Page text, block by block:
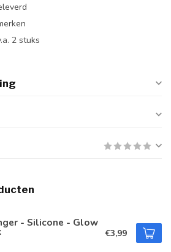
2 stuks
- Silicone - Glow
€3,99